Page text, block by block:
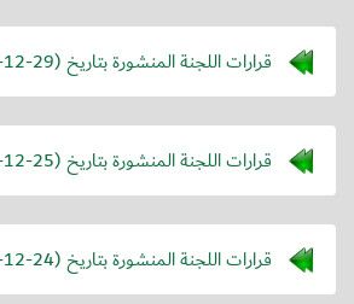
قرارات اللجنة المنشورة بتاريخ (29
قرارات اللجنة المنشورة بتاريخ (25
قرارات اللجنة المنشورة بتاريخ (24